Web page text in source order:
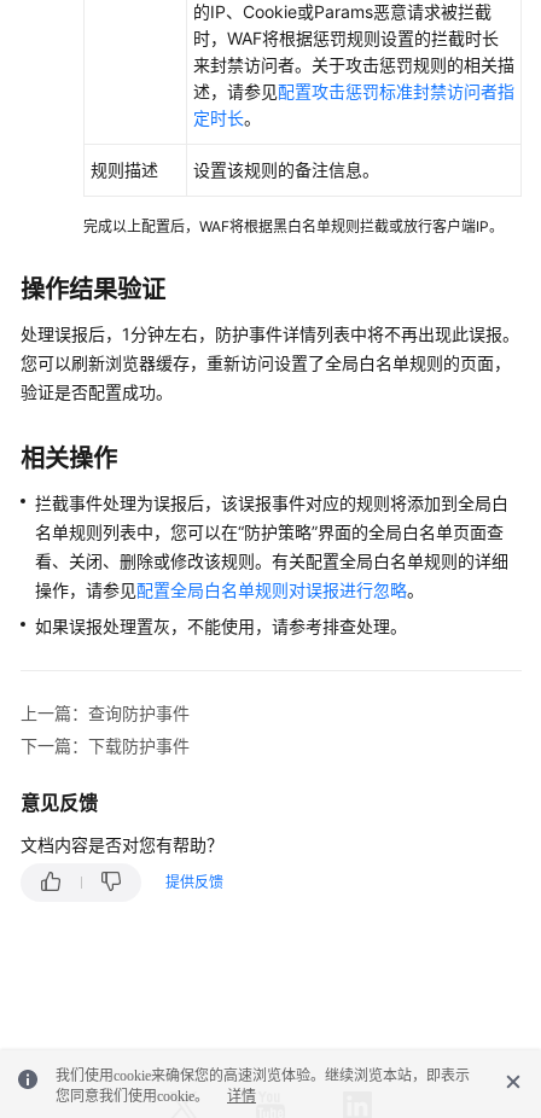
的IP、Cookie或Params恶意请求被拦截
时，WAF将根据惩罚规则设置的拦截时长
来封禁访问者。关于攻击惩罚规则的相关描
述，请参见配置攻击惩罚标准封禁访问者指
定时长。
规则描述 设置该规则的备注信息。
完成以上配置后，WAF将根据黑白名单规则拦截或放行客户端IP。
操作结果验证
处理误报后，1分钟左右，防护事件详情列表中将不再出现此误报。
您可以刷新浏览器缓存，重新访问设置了全局白名单规则的页面，
验证是否配置成功。
相关操作
拦截事件处理为误报后，该误报事件对应的规则将添加到全局白
名单规则列表中，您可以在“防护策略”界面的全局白名单页面查
看、关闭、删除或修改该规则。有关配置全局白名单规则的详细
操作，请参见配置全局白名单规则对误报进行忽略。
如果误报处理置灰，不能使用，请参考排查处理。
上一篇：查询防护事件
下一篇：下载防护事件
意见反馈
文档内容是否对您有帮助？
提供反馈
我们使用cookie来确保您的高速浏览体验。继续浏览本站，即表示
您同意我们使用cookie。
详情